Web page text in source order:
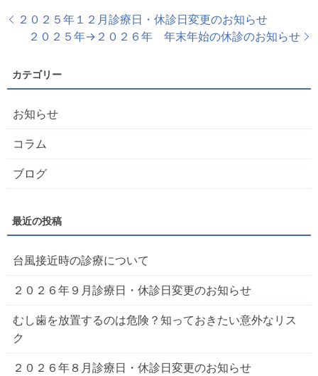
２０２５年１２月診療日・休診日変更のお知らせ
２０２５年→２０２６年 年末年始の休診のお知らせ
お知らせ
コラム
ブログ
台風接近時の診療について
２０２６年９月診療日・休診日変更のお知らせ
むし歯を放置するのは危険？知っておきたい意外なリス
ク
２０２６年８月診療日・休診日変更のお知らせ